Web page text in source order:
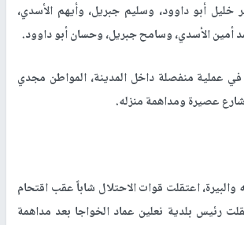
خليل أبو داوود، وسليم جبريل، وأيهم الأسدي،
أمين الأسدي، وسامح جبريل، وحسان أبو داوود.
في عملية منفصلة داخل المدينة، المواطن مجدي
عصيرة ومداهمة منزله.
اعتقلت قوات الاحتلال شاباً عقب اقتحام
رئيس بلدية نعلين عماد الخواجا بعد مداهمة